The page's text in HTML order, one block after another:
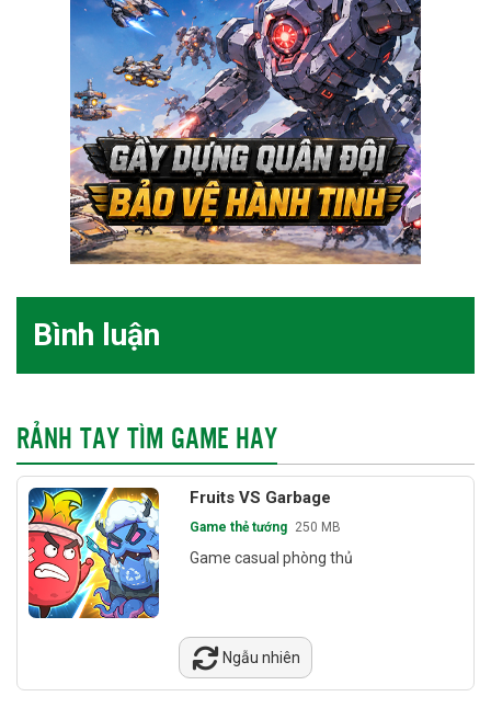
Bình luận
RẢNH TAY TÌM GAME HAY
Fruits VS Garbage
Game thẻ tướng 250 MB
Game casual phòng thủ
Ngẫu nhiên